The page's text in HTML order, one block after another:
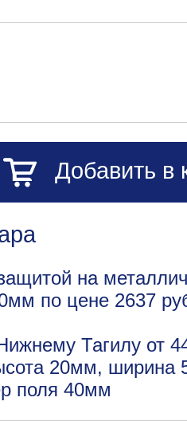
Добавить в
на
по цене 2637
Тагилу от
20мм, ширина
поля 40мм